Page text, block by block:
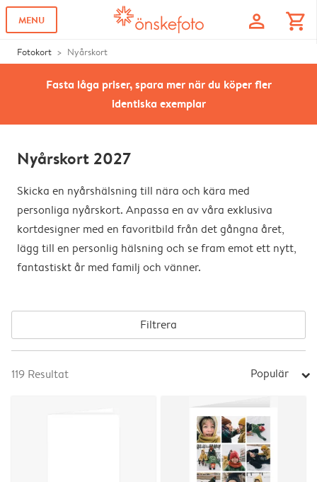
MENU profile shopping_cart
Fotokort Nyårskort
Fasta låga priser, spara mer när du köper fler
identiska exemplar
Nyårskort 2027
Skicka en nyårshälsning till nära och kära med
personliga nyårskort. Anpassa en av våra exklusiva
kortdesigner med en favoritbild från det gångna året,
lägg till en personlig hälsning och se fram emot ett nytt,
fantastiskt år med familj och vänner.
Filtrera
119 Resultat Populär arrow_right